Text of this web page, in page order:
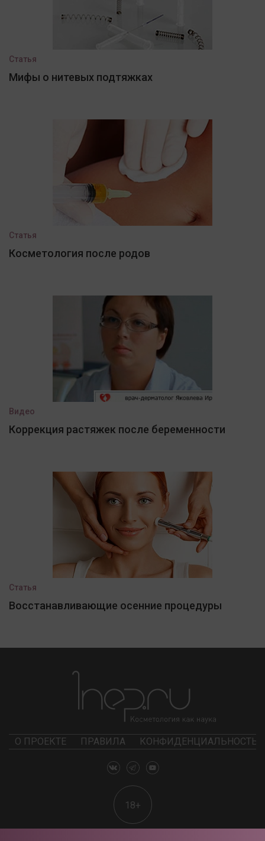
Статья
Мифы о нитевых подтяжках
Статья
Косметология после родов
Видео
Коррекция растяжек после беременности
Статья
Восстанавливающие осенние процедуры
О ПРОЕКТЕ ПРАВИЛА КОНФИДЕНЦИАЛЬНОСТЬ
18+